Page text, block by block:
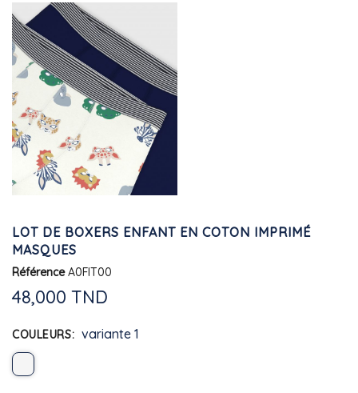
LOT DE BOXERS ENFANT EN COTON IMPRIMÉ
MASQUES
Référence A0FIT00
48,000 TND
COULEURS variante 1